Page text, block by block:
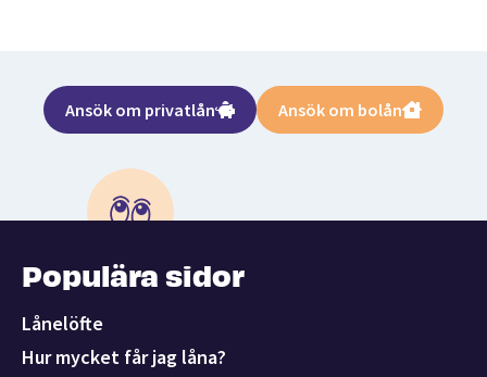
Ansök om privatlån Ansök om bolån
Populära sidor
Lånelöfte
Hur mycket får jag låna?